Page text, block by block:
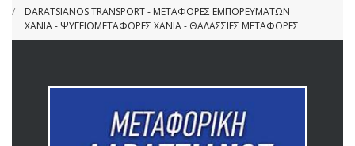
DARATSIANOS TRANSPORT - ΜΕΤΑΦΟΡΕΣ ΕΜΠΟΡΕΥΜΑΤΩΝ
ΧΑΝΙΑ - ΨΥΓΕΙΟΜΕΤΑΦΟΡΕΣ ΧΑΝΙΑ - ΘΑΛΑΣΣΙΕΣ ΜΕΤΑΦΟΡΕΣ